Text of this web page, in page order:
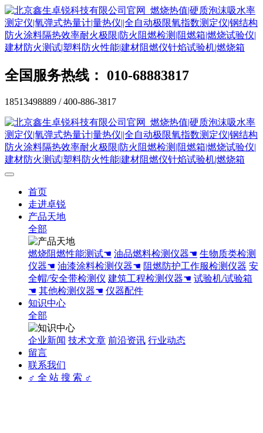
全国服务热线： 010-68883817
18513498889 / 400-886-3817
首页
走进卓锐
产品天地
全部
燃烧阻燃性能测试☚ 油品燃料检测仪器☚ 生物质类检测
仪器☚ 油漆涂料检测仪器☚ 阻燃防护工作服检测仪器 安
全帽/安全带检测仪 建筑工程检测仪器☚ 试验机/试验箱
☚ 其他检测仪器☚ 仪器配件
知识中心
全部
企业新闻 技术文章 前沿资讯 行业动态
留言
联系我们
♂ 全 站 搜 索 ♂